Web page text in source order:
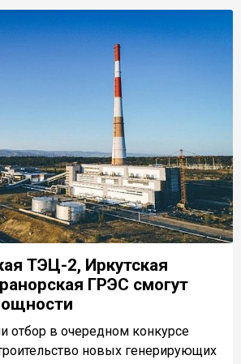
ТЭЦ-2, Иркутская
ГРЭС смогут
отбор в очередном конкурсе
новых генерирующих